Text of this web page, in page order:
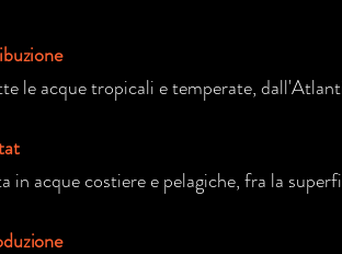
le acque tropicali e temperate,
in acque costiere e pelagiche, fra la